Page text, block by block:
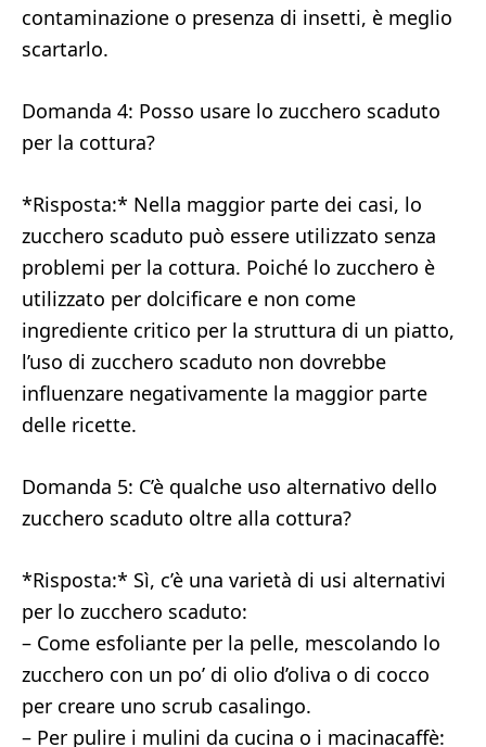
contaminazione o presenza di insetti, è meglio
scartarlo.
Domanda 4: Posso usare lo zucchero scaduto
per la cottura?
*Risposta:* Nella maggior parte dei casi, lo
zucchero scaduto può essere utilizzato senza
problemi per la cottura. Poiché lo zucchero è
utilizzato per dolcificare e non come
ingrediente critico per la struttura di un piatto,
l’uso di zucchero scaduto non dovrebbe
influenzare negativamente la maggior parte
delle ricette.
Domanda 5: C’è qualche uso alternativo dello
zucchero scaduto oltre alla cottura?
*Risposta:* Sì, c’è una varietà di usi alternativi
per lo zucchero scaduto:
– Come esfoliante per la pelle, mescolando lo
zucchero con un po’ di olio d’oliva o di cocco
per creare uno scrub casalingo.
– Per pulire i mulini da cucina o i macinacaffè: